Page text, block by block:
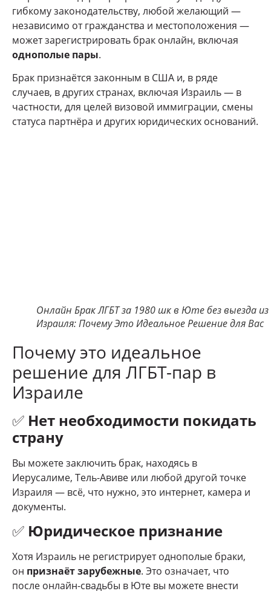
гибкому законодательству, любой желающий —
независимо от гражданства и местоположения —
может зарегистрировать брак онлайн, включая
однополые пары.
Брак признаётся законным в США и, в ряде
случаев, в других странах, включая Израиль — в
частности, для целей визовой иммиграции, смены
статуса партнёра и других юридических оснований.
Онлайн Брак ЛГБТ за 1980 шк в Юте без выезда из
Израиля: Почему Это Идеальное Решение для Вас
Почему это идеальное
решение для ЛГБТ-пар в
Израиле
✅ Нет необходимости покидать
страну
Вы можете заключить брак, находясь в
Иерусалиме, Тель-Авиве или любой другой точке
Израиля — всё, что нужно, это интернет, камера и
документы.
✅ Юридическое признание
Хотя Израиль не регистрирует однополые браки,
он признаёт зарубежные. Это означает, что
после онлайн-свадьбы в Юте вы можете внести